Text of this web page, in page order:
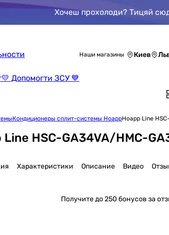
Хочеш прохолоди? Тицяй
💛 Допомогти ЗСУ 💙
Наши магазины Киев
Кондиционеры сплит-системы HoappHoapp Line
HSC-GA34VA/HMC-
Характеристики Описание Видео
Получитедо 250 бонусов за